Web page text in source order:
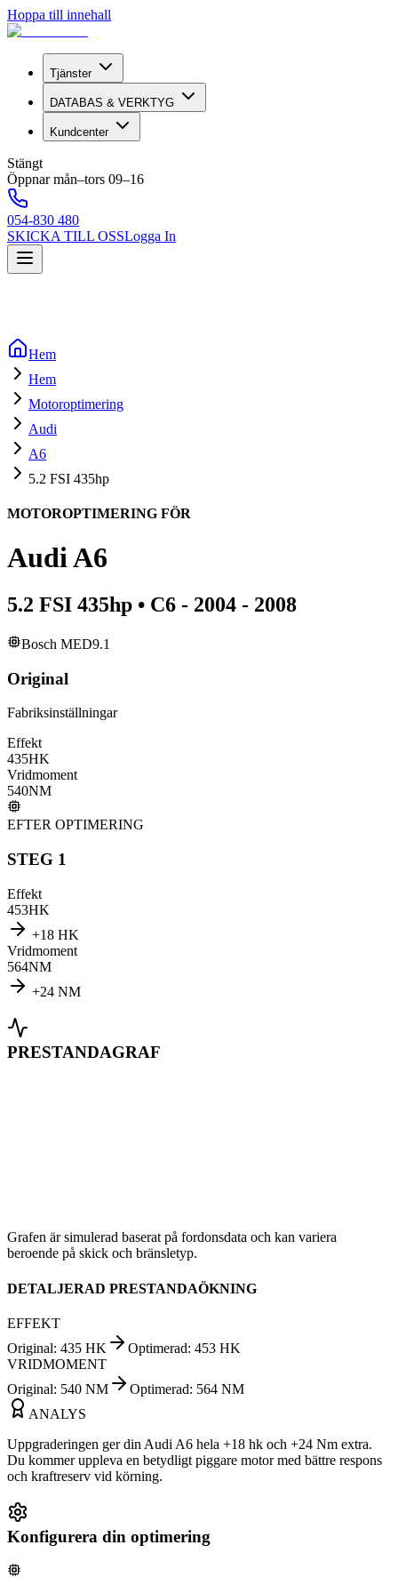
Hoppa till innehall
Tjänster
DATABAS & VERKTYG
Kundcenter
Stängt
Öppnar mån–tors 09–16
054-830 480
SKICKA TILL OSSLogga In
Hem
Hem
Motoroptimering
Audi
A6
5.2 FSI 435hp
MOTOROPTIMERING FÖR
AudiA6
5.2 FSI 435hp • C6 - 2004 - 2008
Bosch MED9.1
Original
Fabriksinställningar
Effekt
435HK
Vridmoment
540NM
EFTER OPTIMERING
STEG 1
Effekt
453HK
+18 HK
Vridmoment
564NM
+24 NM
PRESTANDAGRAF
Grafen är simulerad baserat på fordonsdata och kan variera
beroende på skick och bränsletyp.
DETALJERAD PRESTANDAÖKNING
EFFEKT
Original: 435 HK Optimerad: 453 HK
VRIDMOMENT
Original: 540 NM Optimerad: 564 NM
ANALYS
Uppgraderingen ger din Audi A6 hela +18 hk och +24 Nm extra.
Du kommer uppleva en betydligt piggare motor med bättre respons
och kraftreserv vid körning.
Konfigurera din optimering